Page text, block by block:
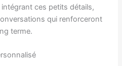
ces petits détails,
qui renforceront
terme.